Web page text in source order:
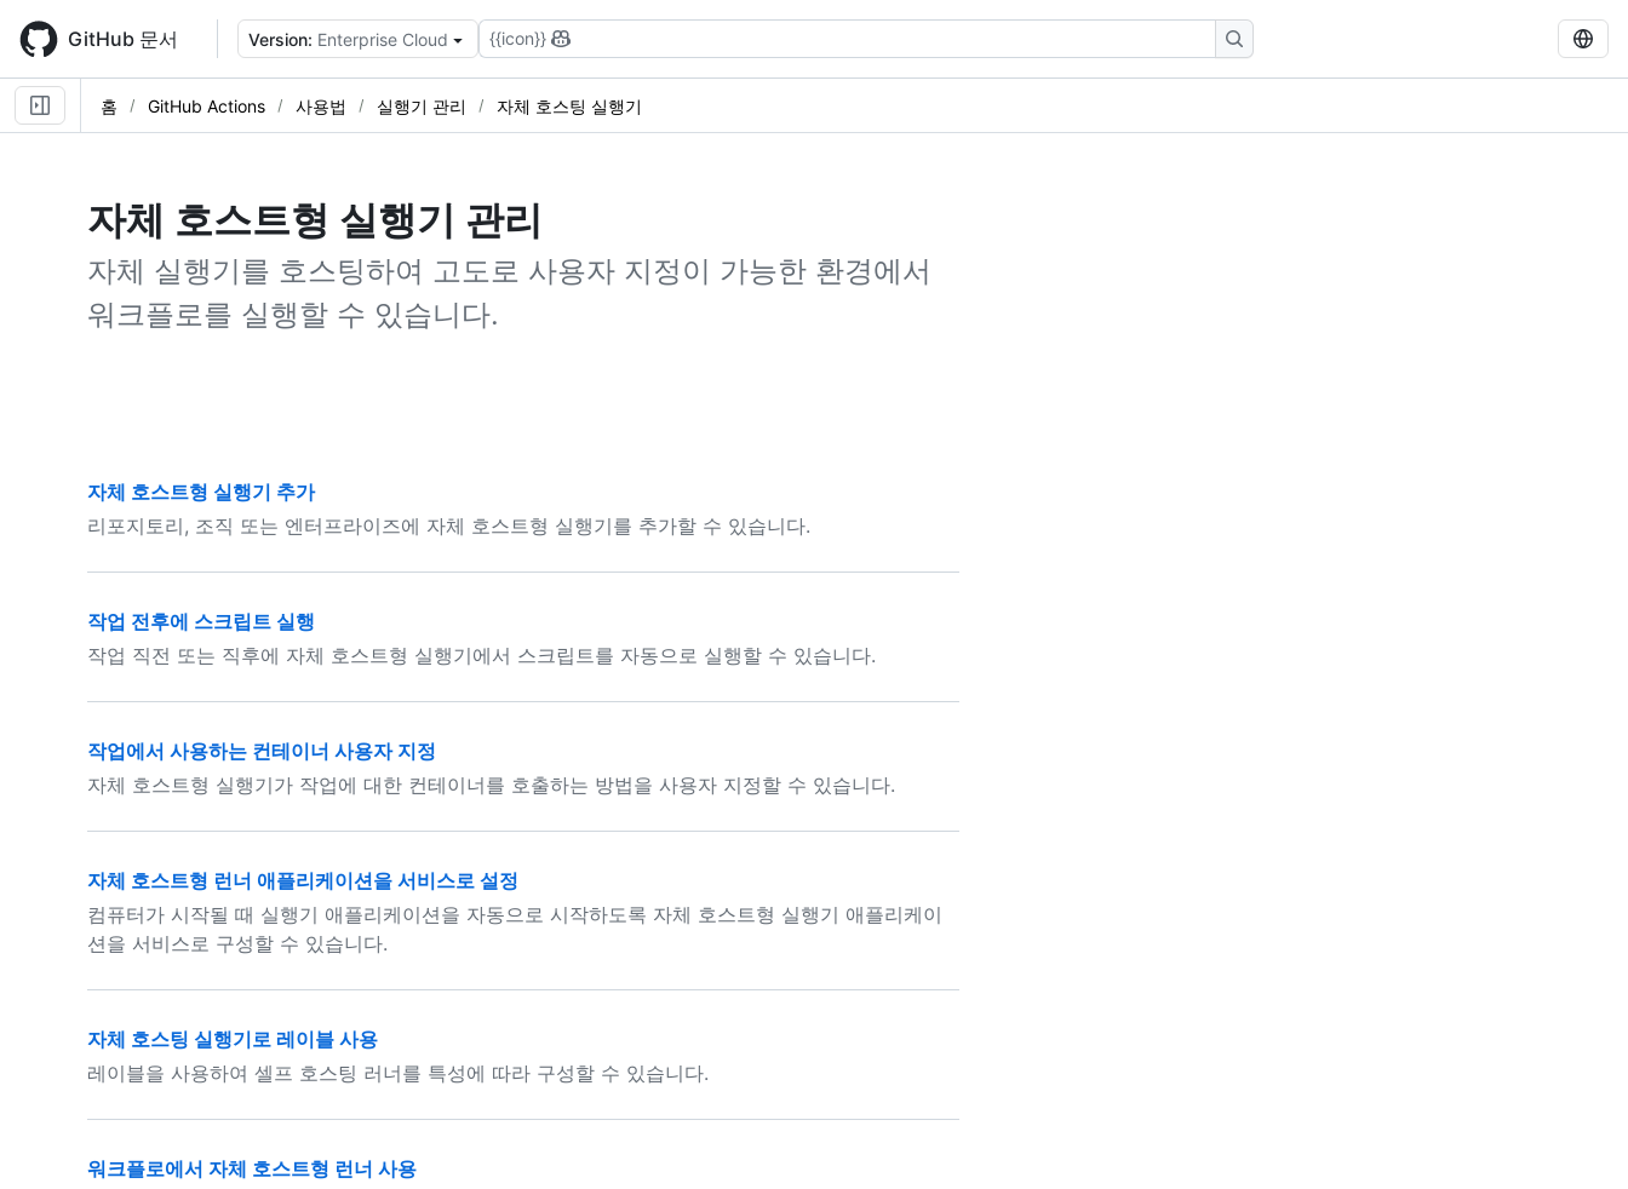
main
content
GitHub 문서 Version: Enterprise Cloud {{icon}}
홈 GitHub Actions 사용법 실행기 관리 자체 호스팅 실행기
자체 호스트형 실행기 관리
자체 실행기를 호스팅하여 고도로 사용자 지정이 가능한 환경에서
워크플로를 실행할 수 있습니다.
자체 호스트형 실행기 추가
리포지토리, 조직 또는 엔터프라이즈에 자체 호스트형 실행기를 추가할 수 있습니다.
작업 전후에 스크립트 실행
작업 직전 또는 직후에 자체 호스트형 실행기에서 스크립트를 자동으로 실행할 수 있습니다.
작업에서 사용하는 컨테이너 사용자 지정
자체 호스트형 실행기가 작업에 대한 컨테이너를 호출하는 방법을 사용자 지정할 수 있습니다.
자체 호스트형 런너 애플리케이션을 서비스로 설정
컴퓨터가 시작될 때 실행기 애플리케이션을 자동으로 시작하도록 자체 호스트형 실행기 애플리케이
션을 서비스로 구성할 수 있습니다.
자체 호스팅 실행기로 레이블 사용
레이블을 사용하여 셀프 호스팅 러너를 특성에 따라 구성할 수 있습니다.
워크플로에서 자체 호스트형 런너 사용